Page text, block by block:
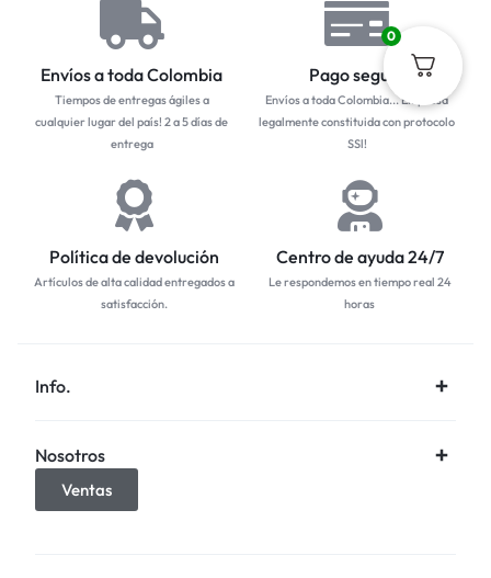
Envíos a toda Colombia
Tiempos de entregas ágiles a
cualquier lugar del país! 2 a 5 días de
entrega
Pago seguro
Envíos a toda Colombia... Empresa
legalmente constituida con protocolo
SSl!
Política de devolución
Artículos de alta calidad entregados a
satisfacción.
Centro de ayuda 24/7
Le respondemos en tiempo real 24
horas
Info.
Nosotros
Ventas
0